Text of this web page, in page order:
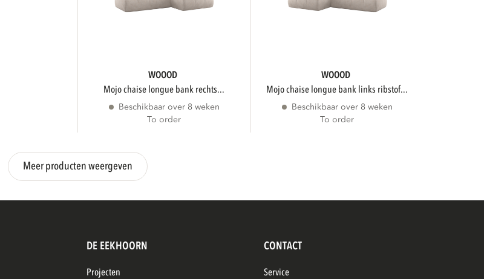
WOOOD
mojo chaise longue bank rechts...
Beschikbaar over 8 weken
To order
WOOOD
mojo chaise longue bank links ribstof...
Beschikbaar over 8 weken
To order
Meer producten weergeven
DE EEKHOORN
Projecten
CONTACT
Service